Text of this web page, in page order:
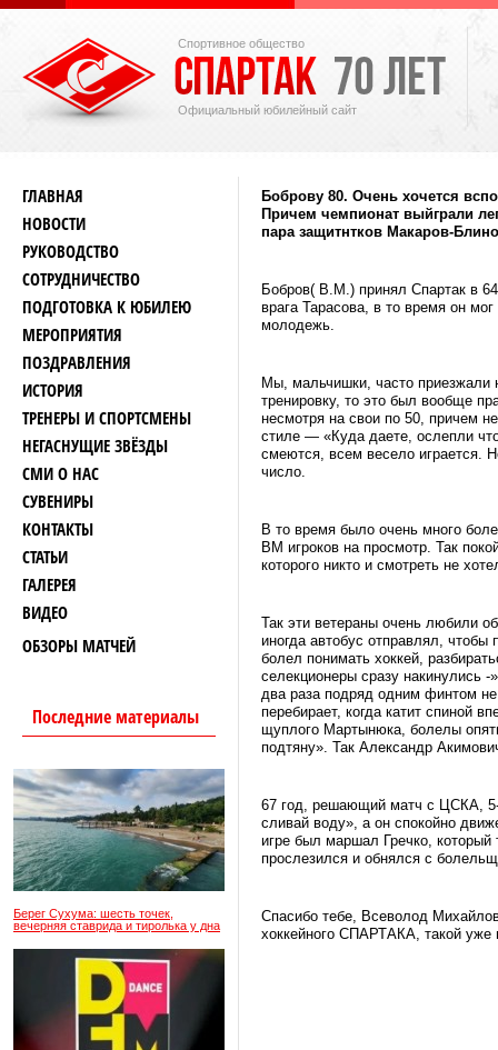
Спортивное общество
Официальный юбилейный сайт
ГЛАВНАЯ
НОВОСТИ
РУКОВОДСТВО
СОТРУДНИЧЕСТВО
ПОДГОТОВКА К ЮБИЛЕЮ
МЕРОПРИЯТИЯ
ПОЗДРАВЛЕНИЯ
ИСТОРИЯ
ТРЕНЕРЫ И СПОРТСМЕНЫ
НЕГАСНУЩИЕ ЗВЁЗДЫ
СМИ О НАС
СУВЕНИРЫ
КОНТАКТЫ
СТАТЬИ
ГАЛЕРЕЯ
ВИДЕО
ОБЗОРЫ МАТЧЕЙ
Последние материалы
Берег Сухума: шесть точек,
вечерняя ставрида и тиролька у дна
Боброву 80. Очень хочется
Причем чемпионат выйграли
пара защитнтков Макаров-
Бобров( В.М.) принял Спартак в
врага Тарасова, в то время он
молодежь.
Мы, мальчишки, часто приезжали
тренировку, то это был вообще
несмотря на свои по 50, причем
стиле — «Куда даете, ослепли
смеются, всем весело играется.
число.
В то время было очень много
ВМ игроков на просмотр. Так
которого никто и смотреть не
Так эти ветераны очень любили
иногда автобус отправлял,
болел понимать хоккей,
селекционеры сразу накинулись
два раза подряд одним финтом не
перебирает, когда катит спиной
щуплого Мартынюка, болелы
подтяну». Так Александр
67 год, решающий матч с ЦСКА, 5-
сливай воду», а он спокойно
игре был маршал Гречко,
прослезился и обнялся с
Спасибо тебе, Всеволод
хоккейного СПАРТАКА, такой уже